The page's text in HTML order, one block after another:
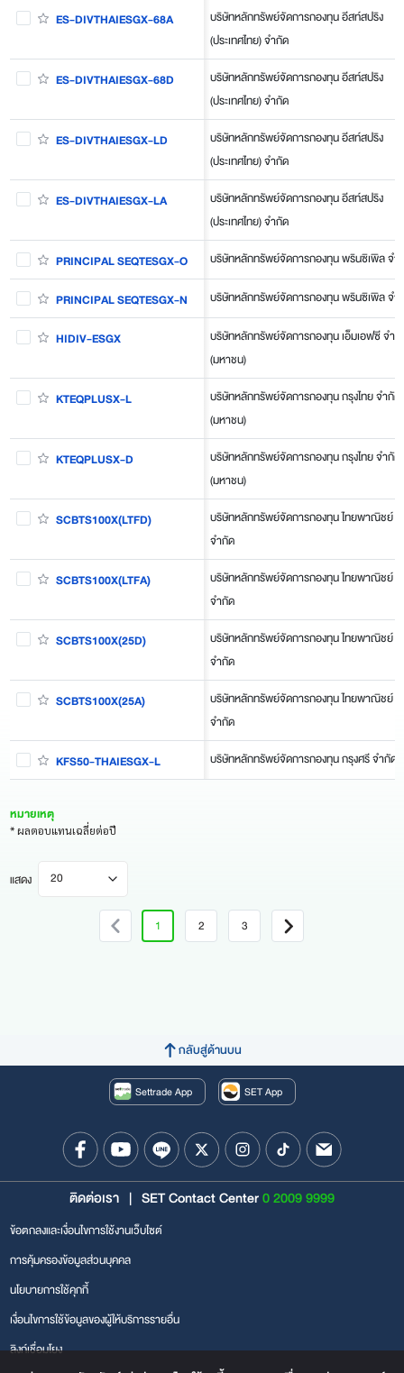
ES-DIVTHAIESGX-68A
บริษัทหลักทรัพย์จัดการกองทุน อีสท์สปริง
(ประเทศไทย) จำกัด
ES-DIVTHAIESGX-68D
บริษัทหลักทรัพย์จัดการกองทุน อีสท์สปริง
(ประเทศไทย) จำกัด
ES-DIVTHAIESGX-LD
บริษัทหลักทรัพย์จัดการกองทุน อีสท์สปริง
(ประเทศไทย) จำกัด
ES-DIVTHAIESGX-LA
บริษัทหลักทรัพย์จัดการกองทุน อีสท์สปริง
(ประเทศไทย) จำกัด
PRINCIPAL SEQTESGX-O บริษัทหลักทรัพย์จัดการกองทุน พรินซิเพิล จำ
PRINCIPAL SEQTESGX-N บริษัทหลักทรัพย์จัดการกองทุน พรินซิเพิล จำ
HIDIV-ESGX
บริษัทหลักทรัพย์จัดการกองทุน เอ็มเอฟซี จำ
(มหาชน)
KTEQPLUSX-L
บริษัทหลักทรัพย์จัดการกองทุน กรุงไทย จำกัด
(มหาชน)
KTEQPLUSX-D
บริษัทหลักทรัพย์จัดการกองทุน กรุงไทย จำกัด
(มหาชน)
SCBTS100X(LTFD)
บริษัทหลักทรัพย์จัดการกองทุน ไทยพาณิชย์
จำกัด
SCBTS100X(LTFA)
บริษัทหลักทรัพย์จัดการกองทุน ไทยพาณิชย์
จำกัด
SCBTS100X(25D)
บริษัทหลักทรัพย์จัดการกองทุน ไทยพาณิชย์
จำกัด
SCBTS100X(25A)
บริษัทหลักทรัพย์จัดการกองทุน ไทยพาณิชย์
จำกัด
KFS50-THAIESGX-L บริษัทหลักทรัพย์จัดการกองทุน กรุงศรี จำกัด
หมายเหตุ
* ผลตอบแทนเฉลี่ยต่อปี
แสดง 20
1 2 3
กลับสู่ด้านบน
Settrade App SET App
ติดต่อเรา | SET Contact Center0 2009 9999
ข้อตกลงและเงื่อนไขการใช้งานเว็บไซต์
การคุ้มครองข้อมูลส่วนบุคคล
นโยบายการใช้คุกกี้
เงื่อนไขการใช้ข้อมูลของผู้ให้บริการรายอื่น
ลิงก์เชื่อมโยง